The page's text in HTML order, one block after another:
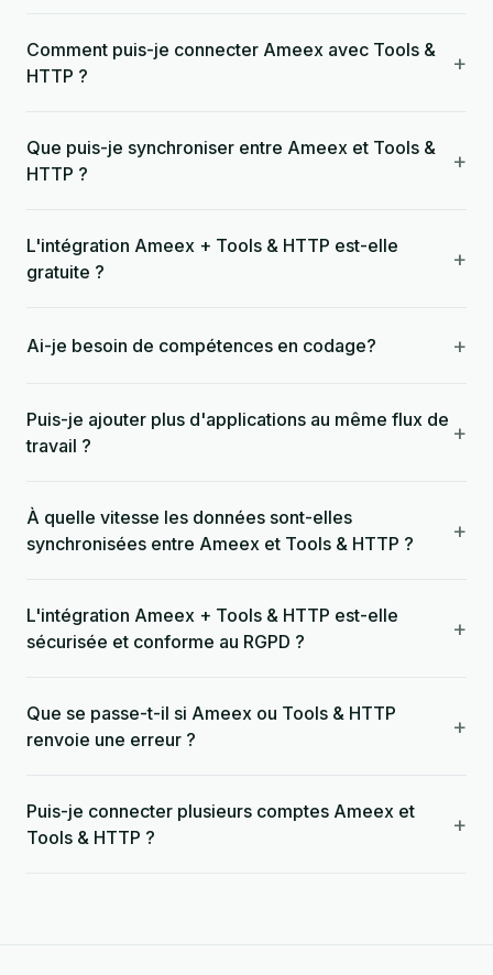
Comment puis-je connecter Ameex avec Tools &
HTTP ?
+
Que puis-je synchroniser entre Ameex et Tools &
HTTP ?
+
L'intégration Ameex + Tools & HTTP est-elle
gratuite ?
+
Ai-je besoin de compétences en codage? +
Puis-je ajouter plus d'applications au même flux de
travail ?
+
À quelle vitesse les données sont-elles
synchronisées entre Ameex et Tools & HTTP ?
+
L'intégration Ameex + Tools & HTTP est-elle
sécurisée et conforme au RGPD ?
+
Que se passe-t-il si Ameex ou Tools & HTTP
renvoie une erreur ?
+
Puis-je connecter plusieurs comptes Ameex et
Tools & HTTP ?
+